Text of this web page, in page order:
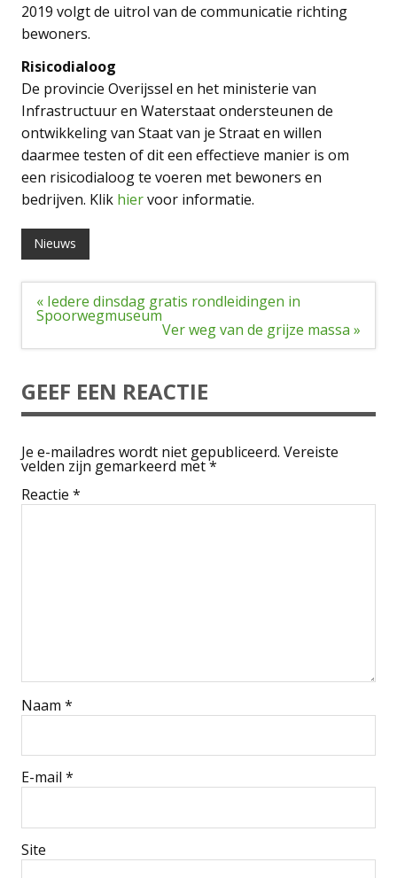
2019 volgt de uitrol van de communicatie richting
bewoners.
Risicodialoog
De provincie Overijssel en het ministerie van
Infrastructuur en Waterstaat ondersteunen de
ontwikkeling van Staat van je Straat en willen
daarmee testen of dit een effectieve manier is om
een risicodialoog te voeren met bewoners en
bedrijven. Klik hiervoor informatie.
Nieuws
Bericht
navigatie
« Iedere dinsdag gratis rondleidingen in
Spoorwegmuseum
Ver weg van de grijze massa »
GEEF EEN REACTIE
Je e-mailadres wordt niet gepubliceerd. Vereiste
velden zijn gemarkeerd met*
Reactie *
Naam *
E-mail *
Site